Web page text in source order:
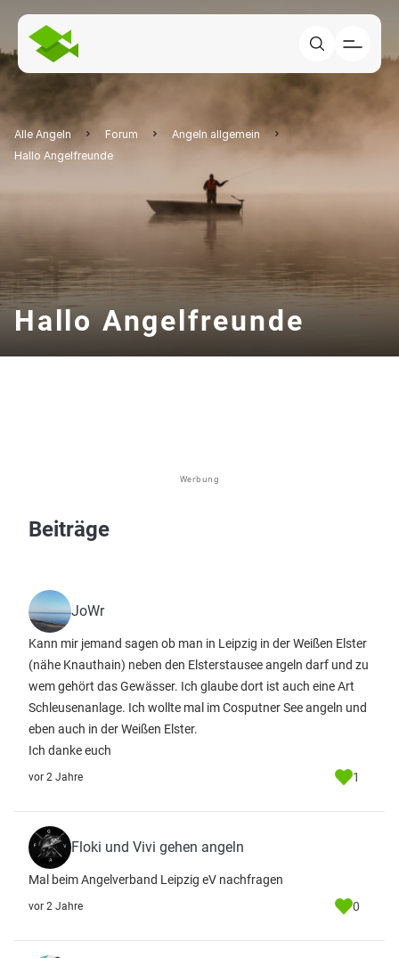
Alle Angeln Forum
Angeln allgemein
Hallo Angelfreunde
Hallo Angelfreunde
Werbung
Beiträge
JoWr
Kann mir jemand sagen ob man in Leipzig in der Weißen Elster
(nähe Knauthain) neben den Elsterstausee angeln darf und zu
wem gehört das Gewässer. Ich glaube dort ist auch eine Art
Schleusenanlage. Ich wollte mal im Cosputner See angeln und
eben auch in der Weißen Elster.
Ich danke euch
vor 2 Jahre 1
Floki und Vivi gehen angeln
Mal beim Angelverband Leipzig eV nachfragen
vor 2 Jahre 0